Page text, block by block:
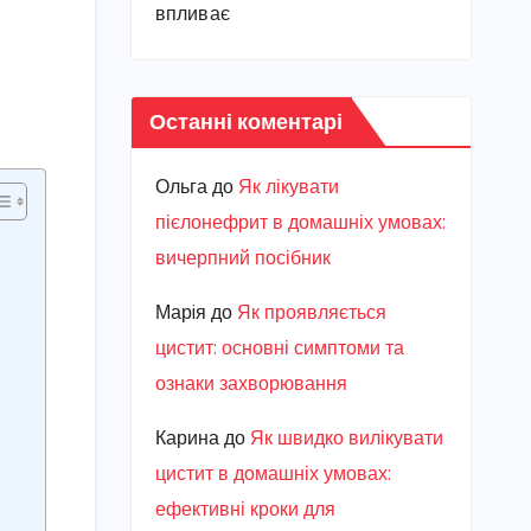
впливає
Останні коментарі
Ольгадо Як лікувати
пієлонефрит в домашніх умовах:
вичерпний посібник
Марiя до Як проявляється
цистит: основні симптоми та
ознаки захворювання
Каринадо Як швидко вилікувати
цистит в домашніх умовах:
ефективні кроки для